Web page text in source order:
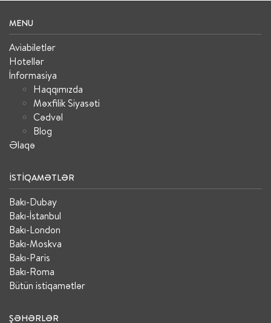
MENU
Aviabiletlər
Hotellər
İnformasiya
Haqqımızda
Məxfilik Siyasəti
Cədvəl
Blog
Əlaqə
İSTIQAMƏTLƏR
Bakı-Dubay
Bakı-İstanbul
Bakı-London
Bakı-Moskva
Bakı-Paris
Bakı-Roma
Bütün istiqamətlər
ŞƏHƏRLƏR